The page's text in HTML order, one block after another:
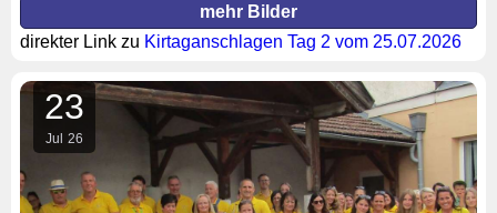
mehr Bilder
direkter Link zu Kirtaganschlagen Tag 2 vom 25.07.2026
23
Jul 26